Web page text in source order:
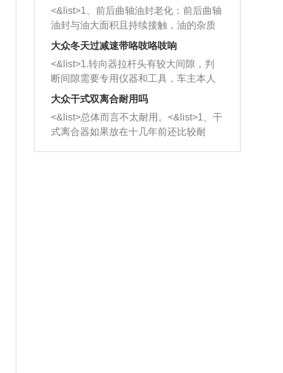
西取出来。但如果是因为积碳过多引起
的堵塞，就需要将三元催化器泡在草酸
洗剂对堵塞的情况得到解决，将清洗剂
放在燃油箱中，与燃油混合后，车辆启
动时，就可以和汽油一起进入到燃烧
室，最后形成废气排出，就可以让三元
催化器得到清洗，排气管堵塞的情况就
能够得到解决。
一圈半的练习，往右同样也要打相同的
圈数。 <&list>3、最后强调要反复练
习，这样就可以形成肌肉记忆，在真实
驾驶车辆时，不需要记忆也能打好方
向。
<&list>1、前后曲轴油封老化：前后曲轴
油封与油大面积且持续接触，油的杂质
和发动机内持续温度变化使其密封效果
逐渐减弱，导致渗油或漏油。<&list>2、
活塞间隙过大：积碳会使活塞环与缸体
的间隙扩大，导致机油流入燃烧室中，
造成烧机油。<&list>3、机油粘度。使用
机油粘度过小的话，同样会有烧机油现
象，机油粘度过小具有很好的流动性，
大众冬天过减速带咯吱咯吱响
<&list>1.转向器拉杆头有较大间隙，判
断间隙需要专用仪器和工具，车主本人
无法制作，需要将车辆送到修理厂或4s
店；<&list>2.车辆半轴套管防尘罩破
裂，破裂后会出现漏油现象，使半轴磨
损严重，磨损的半轴容易损坏，产生异
响；<&list>3.稳定器的转向胶套和球头
大众干式双离合耐用吗
<&list>总体而言不太耐用。<&list>1、干
式离合器如果放在十几年前还比较耐